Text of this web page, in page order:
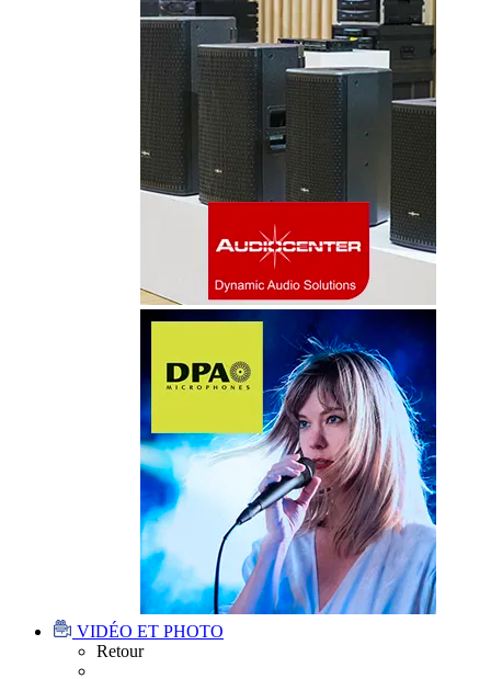
VIDÉO ET PHOTO
Retour